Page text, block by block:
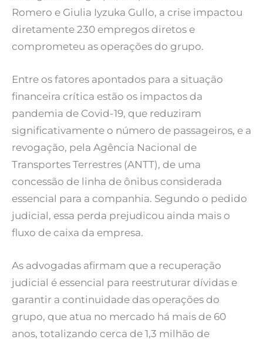
Romero e Giulia Iyzuka Gullo, a crise impactou
diretamente 230 empregos diretos e
comprometeu as operações do grupo.
Entre os fatores apontados para a situação
financeira crítica estão os impactos da
pandemia de Covid-19, que reduziram
significativamente o número de passageiros, e a
revogação, pela Agência Nacional de
Transportes Terrestres (ANTT), de uma
concessão de linha de ônibus considerada
essencial para a companhia. Segundo o pedido
judicial, essa perda prejudicou ainda mais o
fluxo de caixa da empresa.
As advogadas afirmam que a recuperação
judicial é essencial para reestruturar dívidas e
garantir a continuidade das operações do
grupo, que atua no mercado há mais de 60
anos, totalizando cerca de 1,3 milhão de